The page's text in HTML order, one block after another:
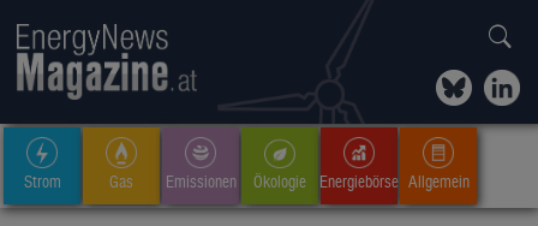
Strom Gas Emissionen Ökologie Energiebörse Allgemein